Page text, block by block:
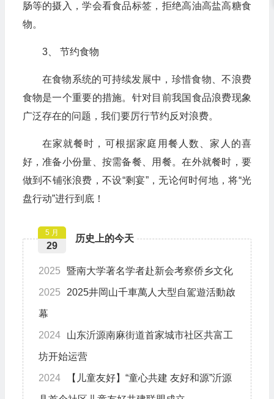
肠等的摄入，学会看食品标签，拒绝高油高盐高糖食
物。
3、 节约食物
在食物系统的可持续发展中，珍惜食物、不浪费
食物是一个重要的措施。针对目前我国食品浪费现象
广泛存在的问题，我们要厉行节约反对浪费。
在家就餐时，可根据家庭用餐人数、家人的喜
好，准备小份量、按需备餐、用餐。在外就餐时，要
做到不铺张浪费，不设“剩宴”，无论何时何地，将“光
盘行动”进行到底！
历史上的今天
5 月
29
2025 暨南大学著名学者赴新会考察侨乡文化
2025 2025井岡山千車萬人大型自駕遊活動啟
幕
2024 山东沂源南麻街道首家城市社区共富工
坊开始运营
2024 【儿童友好】“童心共建 友好和源”沂源